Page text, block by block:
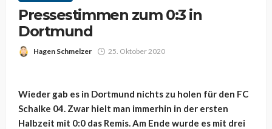
Pressestimmen zum 0:3 in
Dortmund
Hagen Schmelzer 25. Oktober 2020
Wieder gab es in Dortmund nichts zu holen für den FC
Schalke 04. Zwar hielt man immerhin in der ersten
Halbzeit mit 0:0 das Remis. Am Ende wurde es mit drei